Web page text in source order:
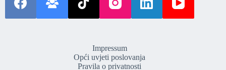
Impressum
Opći uvjeti poslovanja
Pravila o privatnosti